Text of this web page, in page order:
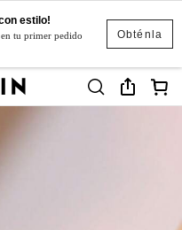
Obténla
estilo!
en tu primer pedido